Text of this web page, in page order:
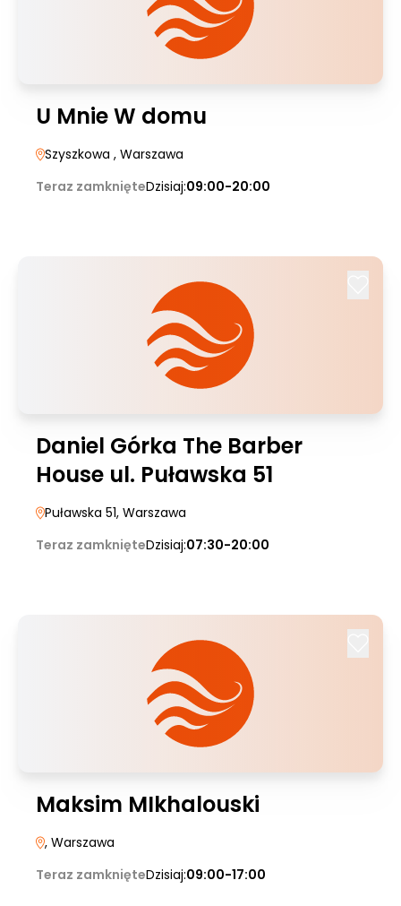
U Mnie W domu
Szyszkowa , Warszawa
Teraz zamknięteDzisiaj:09:00-20:00
Daniel Górka The Barber
House ul. Puławska 51
Puławska 51, Warszawa
Teraz zamknięteDzisiaj:07:30-20:00
Maksim MIkhalouski
, Warszawa
Teraz zamknięteDzisiaj:09:00-17:00